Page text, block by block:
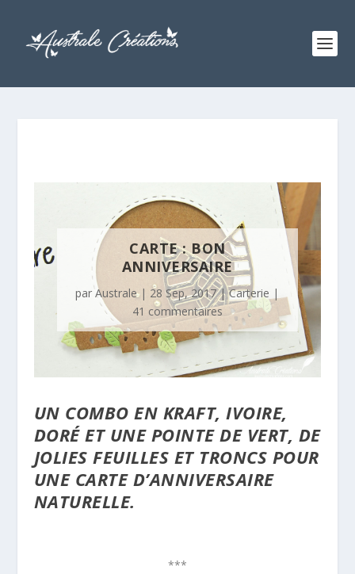
CARTE : BON
ANNIVERSAIRE
parAustrale| 28 Sep, 2017|Carterie |
41 commentaires
UN COMBO EN KRAFT, IVOIRE,
DORÉ ET UNE POINTE DE VERT, DE
JOLIES FEUILLES ET TRONCS POUR
UNE CARTE D’ANNIVERSAIRE
NATURELLE.
***